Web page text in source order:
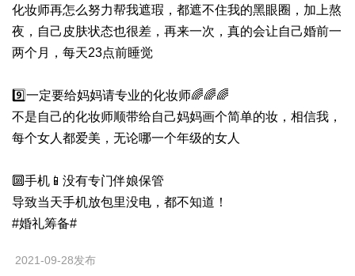
化妆师再怎么努力帮我遮瑕，都遮不住我的黑眼圈，加上熬
夜，自己皮肤状态也很差，再来一次，真的会让自己婚前一
两个月，每天23点前睡觉
9️⃣一定要给妈妈请专业的化妆师🌈🌈🌈
不是自己的化妆师顺带给自己妈妈画个简单的妆，相信我，
每个女人都爱美，无论哪一个年级的女人
🔟手机📱没有专门伴娘保管
导致当天手机放包里没电，都不知道！
#婚礼筹备#
2021-09-28发布